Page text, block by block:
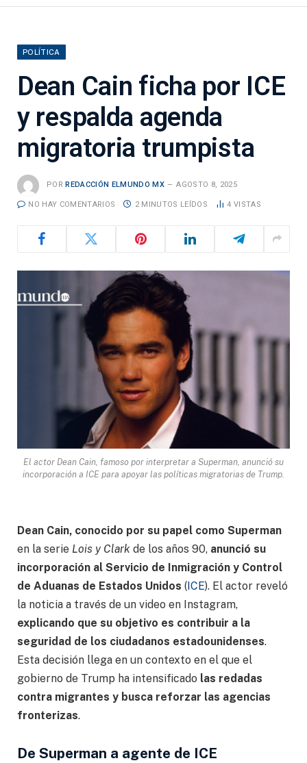
POLÍTICA
Dean Cain ficha por ICE
y respalda agenda
migratoria trumpista
POR REDACCIÓN ELMUNDO MX AGOSTO 8, 2025
NO HAY COMENTARIOS 2 MINUTOS LEÍDOS 4 VISTAS
El actor Dean Cain, famoso por interpretar a Superman, anunció su
incorporación a ICE para apoyar las políticas migratorias de Trump.
Dean Cain, conocido por su papel como Superman
en la serie Lois y Clark de los años 90, anunció su
incorporación al Servicio de Inmigración y Control
de Aduanas de Estados Unidos (ICE). El actor reveló
la noticia a través de un video en Instagram,
explicando que su objetivo es contribuir a la
seguridad de los ciudadanos estadounidenses.
Esta decisión llega en un contexto en el que el
gobierno de Trump ha intensificado las redadas
contra migrantes y busca reforzar las agencias
fronterizas.
De Superman a agente de ICE